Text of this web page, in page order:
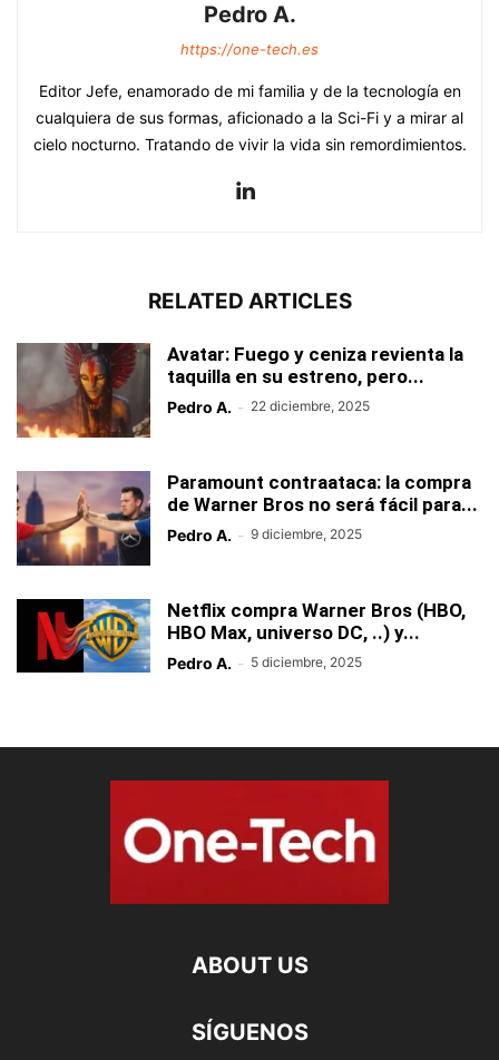
Pedro A.
https://one-tech.es
Editor Jefe, enamorado de mi familia y de la tecnología en
cualquiera de sus formas, aficionado a la Sci-Fi y a mirar al
cielo nocturno. Tratando de vivir la vida sin remordimientos.
RELATED ARTICLES
Avatar: Fuego y ceniza revienta la
taquilla en su estreno, pero...
Pedro A. - 22 diciembre, 2025
Paramount contraataca: la compra
de Warner Bros no será fácil para...
Pedro A. - 9 diciembre, 2025
Netflix compra Warner Bros (HBO,
HBO Max, universo DC, ..) y...
Pedro A. - 5 diciembre, 2025
ABOUT US
SÍGUENOS